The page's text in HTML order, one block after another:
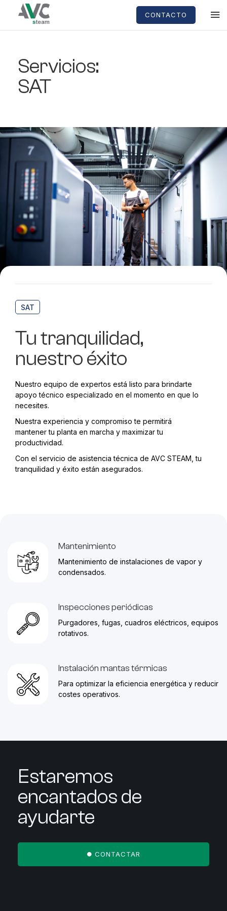
CONTACTO
Servicios:
SAT
SAT
Tu tranquilidad,
nuestro éxito
Nuestro equipo de expertos está listo para brindarte
apoyo técnico especializado en el momento en que lo
necesites.
Nuestra experiencia y compromiso te permitirá
mantener tu planta en marcha y maximizar tu
productividad.
Con el servicio de asistencia técnica de AVC STEAM, tu
tranquilidad y éxito están asegurados.
Mantenimiento
Mantenimiento de instalaciones de vapor y
condensados.
Inspecciones periódicas
Purgadores, fugas, cuadros eléctricos, equipos
rotativos.
Instalación mantas térmicas
Para optimizar la eficiencia energética y reducir
costes operativos.
Estaremos
encantados de
ayudarte
CONTACTAR